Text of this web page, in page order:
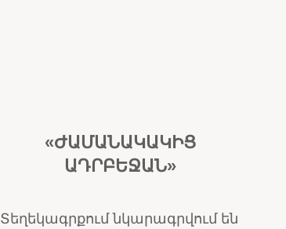
«ԺԱՄԱՆԱԿԱԿԻՑ
ԱԴՐԲԵՋԱՆ»
Տեղեկագրքում նկարագրվում են